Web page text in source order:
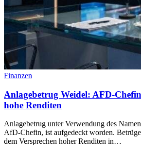
Finanzen
Anlagebetrug Weidel: AFD-
hohe Renditen
Anlagebetrug unter Verwendung des
AfD-Chefin, ist aufgedeckt worden.
dem Versprechen hoher Renditen in…